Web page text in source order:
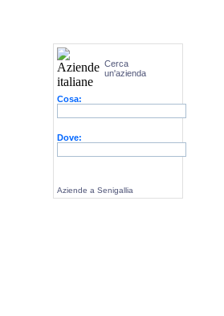
Cerca
un'azienda
Cosa:
Dove:
Aziende a Senigallia